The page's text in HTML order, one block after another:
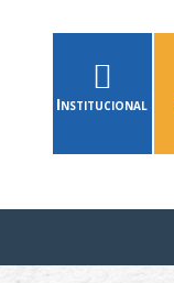
Institucional